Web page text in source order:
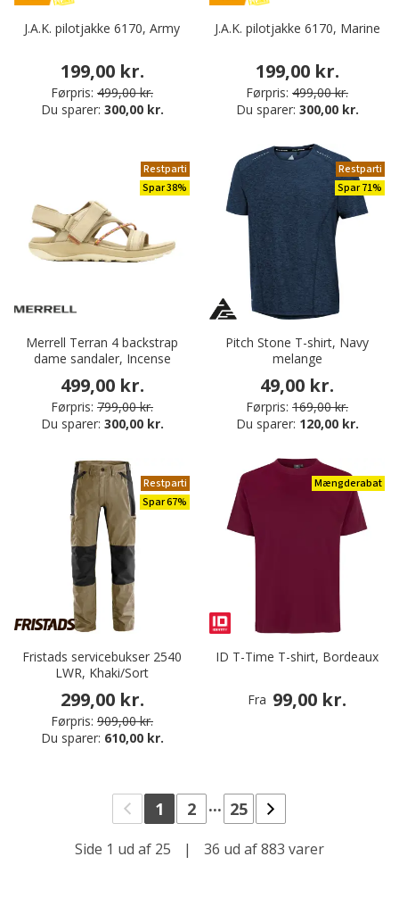
J.A.K. pilotjakke 6170, Army
199,00 kr.
Førpris: 499,00 kr.
Du sparer: 300,00 kr.
J.A.K. pilotjakke 6170, Marine
199,00 kr.
Førpris: 499,00 kr.
Du sparer: 300,00 kr.
Restparti
Spar 38%
Merrell Terran 4 backstrap
dame sandaler, Incense
499,00 kr.
Førpris: 799,00 kr.
Du sparer: 300,00 kr.
Restparti
Spar 71%
Pitch Stone T-shirt, Navy
melange
49,00 kr.
Førpris: 169,00 kr.
Du sparer: 120,00 kr.
Restparti
Spar 67%
Fristads servicebukser 2540
LWR, Khaki/Sort
299,00 kr.
Førpris: 909,00 kr.
Du sparer: 610,00 kr.
Mængderabat
ID T-Time T-shirt, Bordeaux
Fra 99,00 kr.
1 2 ... 25
Side 1 ud af 25 | 36 ud af 883 varer